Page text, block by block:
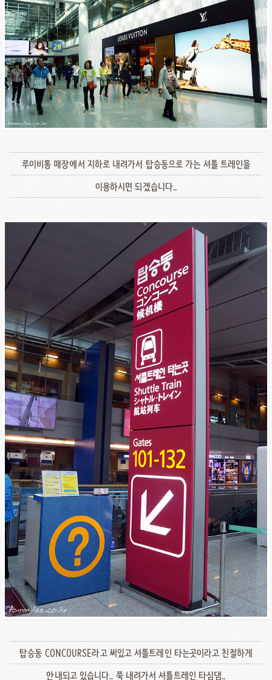
루이비통 매장에서 지하로 내려가서 탑승동으로 가는 셔틀 트레인을
이용하시면 되겠습니다..
탑승동 CONCOURSE라고 써있고 셔틀트레인 타는곳이라고 친절하게
안내되고 있습니다.. 쭉 내려가서 셔틀트레인 타심댐..